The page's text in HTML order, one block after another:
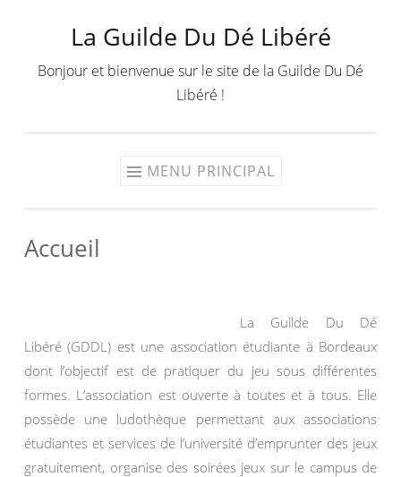
contenu
La Guilde Du Dé Libéré
Bonjour et bienvenue sur le site de la Guilde Du Dé
Libéré !
MENU PRINCIPAL
Accueil
La Guilde Du Dé
Libéré (GDDL) est une association étudiante à Bordeaux
dont l’objectif est de pratiquer du jeu sous différentes
formes. L’association est ouverte à toutes et à tous. Elle
possède une ludothèque permettant aux associations
étudiantes et services de l’université d’emprunter des jeux
gratuitement, organise des soirées jeux sur le campus de